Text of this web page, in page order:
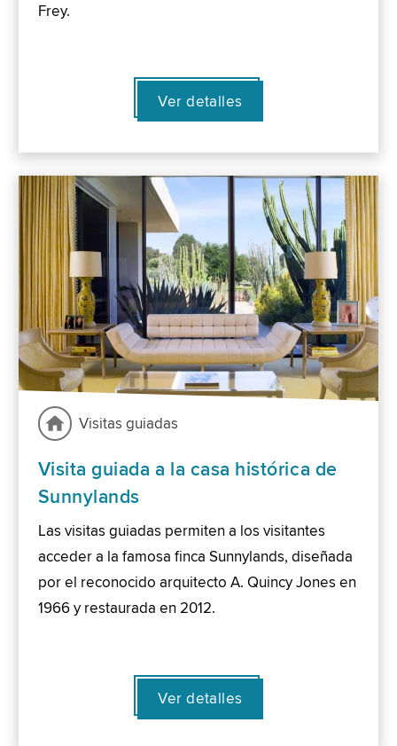
Frey.
Ver detalles
Visitas guiadas
Visita guiada a la casa histórica de
Sunnylands
Las visitas guiadas permiten a los visitantes
acceder a la famosa finca Sunnylands, diseñada
por el reconocido arquitecto A. Quincy Jones en
1966 y restaurada en 2012.
Ver detalles